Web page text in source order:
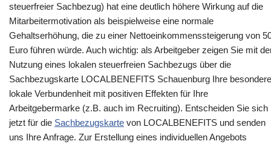
steuerfreier Sachbezug) hat eine deutlich höhere Wirkung auf die
Mitarbeitermotivation als beispielweise eine normale
Gehaltserhöhung, die zu einer Nettoeinkommenssteigerung von
Euro führen würde. Auch wichtig: als Arbeitgeber zeigen Sie mit
Nutzung eines lokalen steuerfreien Sachbezugs über die
Sachbezugskarte LOCALBENEFITS Schauenburg Ihre besondere
lokale Verbundenheit mit positiven Effekten für Ihre
Arbeitgebermarke (z.B. auch im Recruiting). Entscheiden Sie sich
jetzt für die Sachbezugskarte von LOCALBENEFITS und senden
uns Ihre Anfrage. Zur Erstellung eines individuellen Angebots